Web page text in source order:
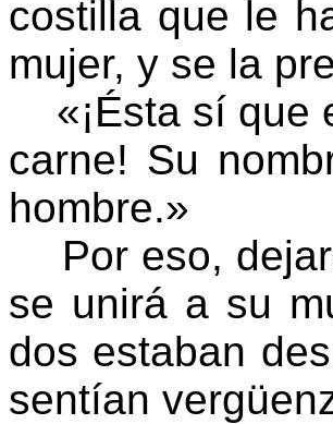
costilla que le
mujer, y se la
«¡Ésta sí que
carne! Su
hombre.»
Por eso,
se unirá a su
dos estaban
sentían